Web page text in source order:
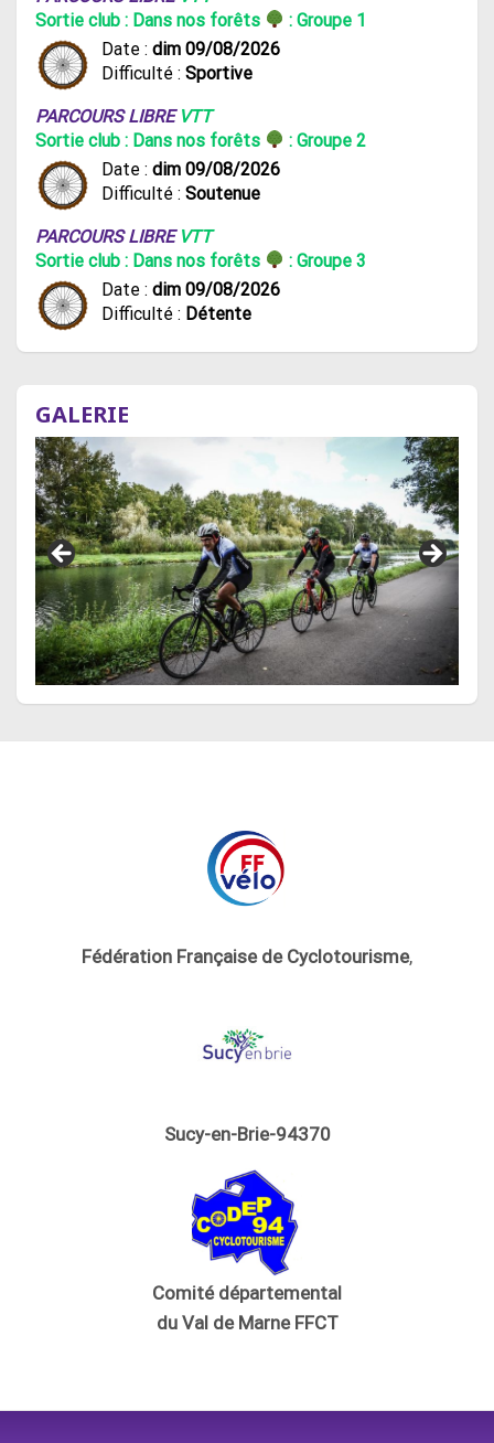
Sortie club : Dans nos forêts
: Groupe 1
Date : dim 09/08/2026
Difficulté : Sportive
PARCOURS LIBRE VTT
Sortie club : Dans nos forêts
: Groupe 2
Date : dim 09/08/2026
Difficulté : Soutenue
PARCOURS LIBRE VTT
Sortie club : Dans nos forêts
: Groupe 3
Date : dim 09/08/2026
Difficulté : Détente
GALERIE
Fédération Française de Cyclotourisme,
Sucy-en-Brie-94370
Comité départemental
du Val de Marne FFCT